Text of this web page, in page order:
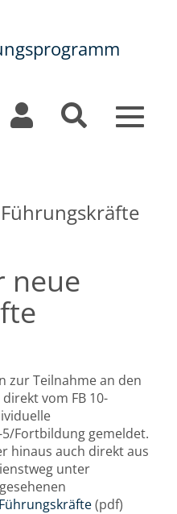
Toggle
neue
zur Teilnahme an den
vom FB 10-
Fortbildung gemeldet.
hinaus auch direkt aus
unter
(pdf)